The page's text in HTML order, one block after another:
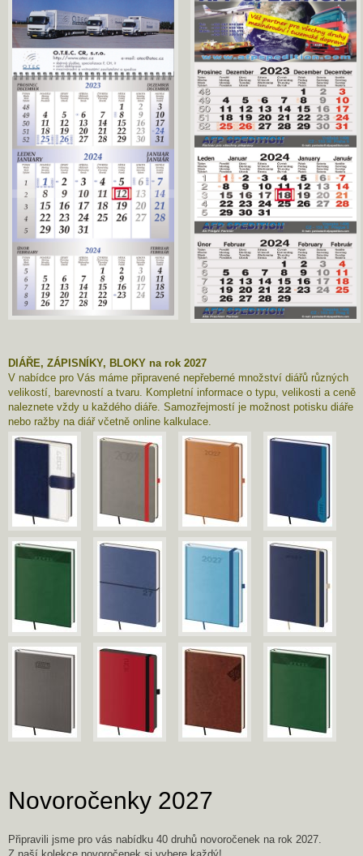
DIÁŘE, ZÁPISNÍKY, BLOKY na rok 2027
V nabídce pro Vás máme připravené nepřeberné množství diářů různých
velikostí, barevností a tvaru. Kompletní informace o typu, velikosti a ceně
naleznete vždy u každého diáře. Samozřejmostí je možnost potisku diáře
nebo ražby na diář včetně online kalkulace.
Novoročenky 2027
Připravili jsme pro vás nabídku 40 druhů novoročenek na rok 2027.